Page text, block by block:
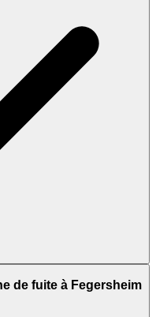
de fuite à Fegersheim